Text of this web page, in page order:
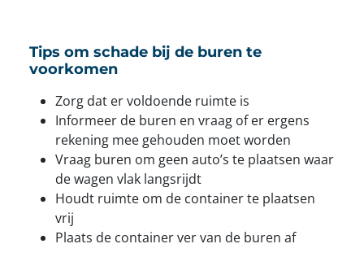
Tips om schade bij de buren te
voorkomen
Zorg dat er voldoende ruimte is
Informeer de buren en vraag of er ergens
rekening mee gehouden moet worden
Vraag buren om geen auto’s te plaatsen waar
de wagen vlak langsrijdt
Houdt ruimte om de container te plaatsen
vrij
Plaats de container ver van de buren af